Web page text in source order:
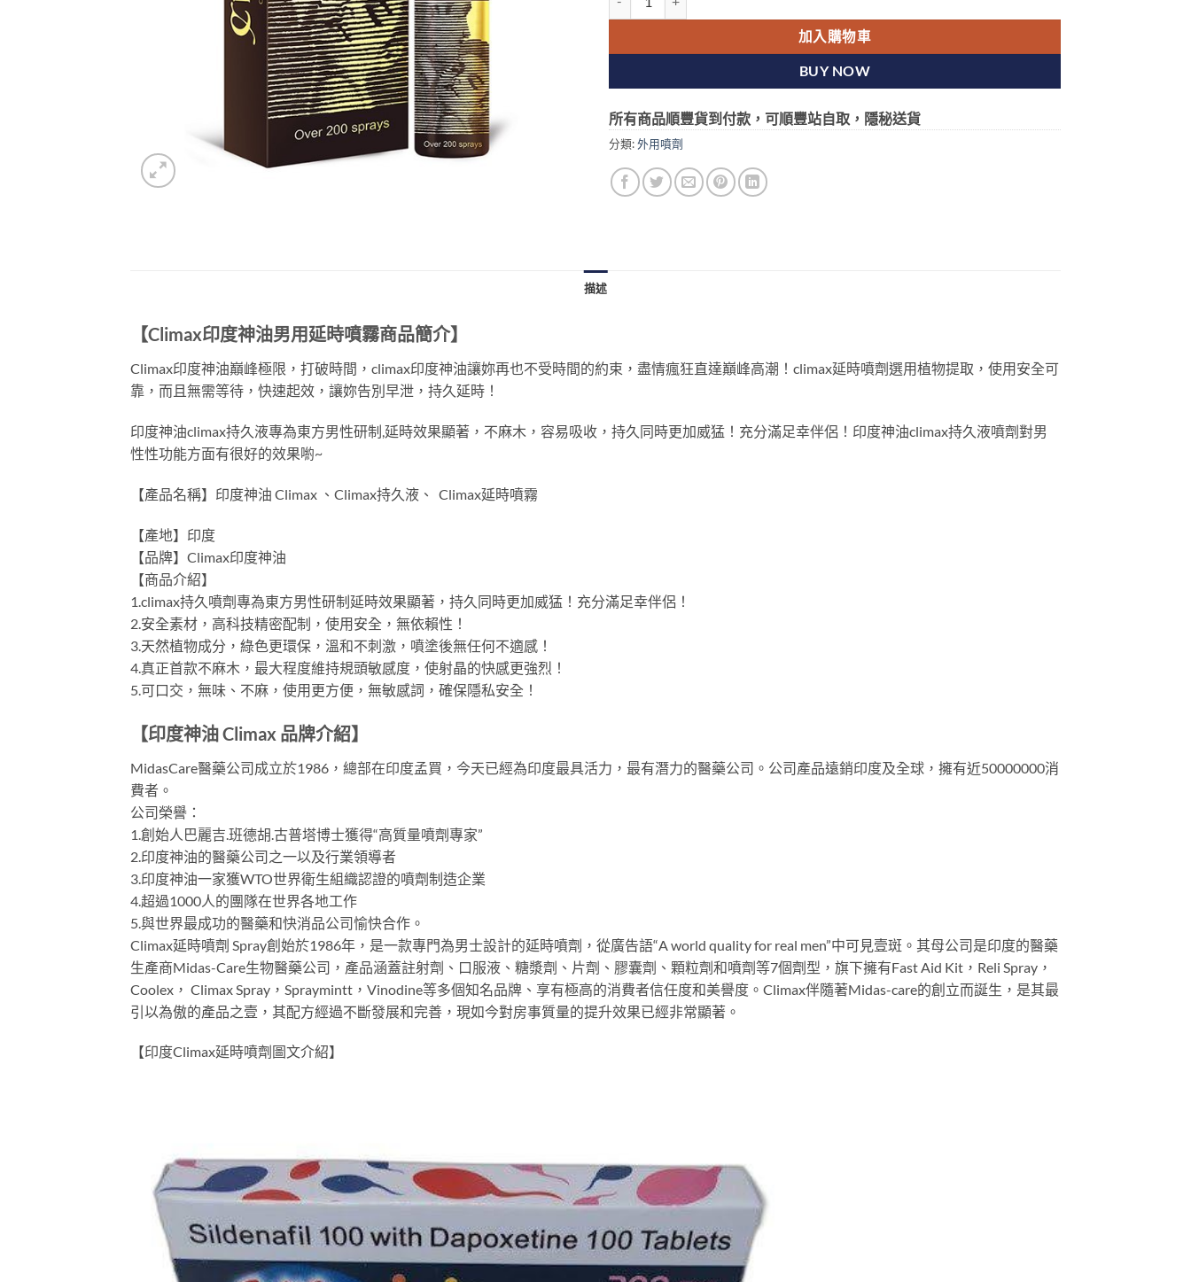
加入購物車
BUY NOW
所有商品順豐貨到付款，可順豐站自取，隱秘送貨
分類:外用噴劑
描述
【Climax印度神油男用延時噴霧商品簡介】
Climax印度神油巔峰極限，打破時間，climax印度神油讓妳再也不受時間的約束，盡情瘋狂直達巔峰高潮！climax延時噴劑選用植物提取，使用安全可
靠，而且無需等待，快速起效，讓妳告別早泄，持久延時！
印度神油climax持久液專為東方男性研制,延時效果顯著，不麻木，容易吸收，持久同時更加威猛！充分滿足幸伴侶！印度神油climax持久液噴劑對男
性性功能方面有很好的效果喲~
【產品名稱】印度神油 Climax 、Climax持久液、 Climax延時噴霧
【產地】印度
【品牌】Climax印度神油
【商品介紹】
1.climax持久噴劑專為東方男性研制延時效果顯著，持久同時更加威猛！充分滿足幸伴侶！
2.安全素材，高科技精密配制，使用安全，無依賴性！
3.天然植物成分，綠色更環保，溫和不刺激，噴塗後無任何不適感！
4.真正首款不麻木，最大程度維持規頭敏感度，使射晶的快感更強烈！
5.可口交，無味、不麻，使用更方便，無敏感詞，確保隱私安全！
【印度神油 Climax 品牌介紹】
MidasCare醫藥公司成立於1986，總部在印度孟買，今天已經為印度最具活力，最有潛力的醫藥公司。公司產品遠銷印度及全球，擁有近50000000消
費者。
公司榮譽：
1.創始人巴麗吉.班德胡.古普塔博士獲得“高質量噴劑專家”
2.印度神油的醫藥公司之一以及行業領導者
3.印度神油一家獲WTO世界衛生組織認證的噴劑制造企業
4.超過1000人的團隊在世界各地工作
5.與世界最成功的醫藥和快消品公司愉快合作。
Climax延時噴劑 Spray創始於1986年，是一款專門為男士設計的延時噴劑，從廣告語“A world quality for real men”中可見壹斑。其母公司是印度的醫藥
生產商Midas-Care生物醫藥公司，產品涵蓋註射劑、口服液、糖漿劑、片劑、膠囊劑、顆粒劑和噴劑等7個劑型，旗下擁有Fast Aid Kit，Reli Spray，
Coolex， Climax Spray，Spraymintt，Vinodine等多個知名品牌、享有極高的消費者信任度和美譽度。Climax伴隨著Midas-care的創立而誕生，是其最
引以為傲的產品之壹，其配方經過不斷發展和完善，現如今對房事質量的提升效果已經非常顯著。
【印度Climax延時噴劑圖文介紹】